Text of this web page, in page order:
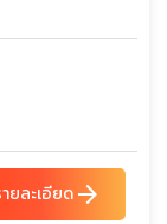
ยละเอียดarrow_forward